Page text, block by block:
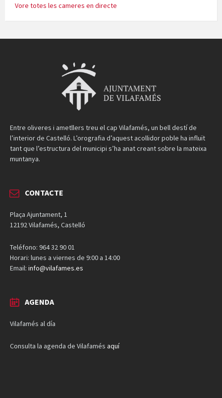
Vore totes les cameres en directe
Entre oliveres i ametllers treu el cap Vilafamés, un bell destí de
l’interior de Castelló. L’orografia d’aquest acollidor poble ha influït
tant que l’estructura del municipi s’ha anat creant sobre la mateixa
muntanya.
CONTACTE
Plaça Ajuntament, 1
12192 Vilafamés, Castelló
Teléfono: 964 32 90 01
Horari: lunes a viernes de 9:00 a 14:00
Email: info@vilafames.es
AGENDA
Vilafamés al día
Consulta la agenda de Vilafamés aquí